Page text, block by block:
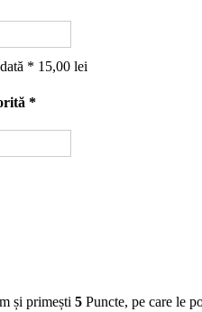
* 15,00 lei
*
și primești 5 Puncte, pe care le